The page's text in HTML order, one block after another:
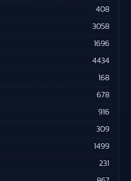
408
3058
1696
4434
168
678
916
309
1499
231